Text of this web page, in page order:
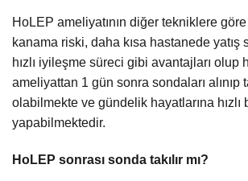
HoLEP ameliyatının diğer tekniklere
kanama riski, daha kısa hastanede yatış
hızlı iyileşme süreci gibi avantajları olup
ameliyattan 1 gün sonra sondaları alınıp
olabilmekte ve gündelik hayatlarına
yapabilmektedir.
HoLEP sonrası sonda takılır mı?